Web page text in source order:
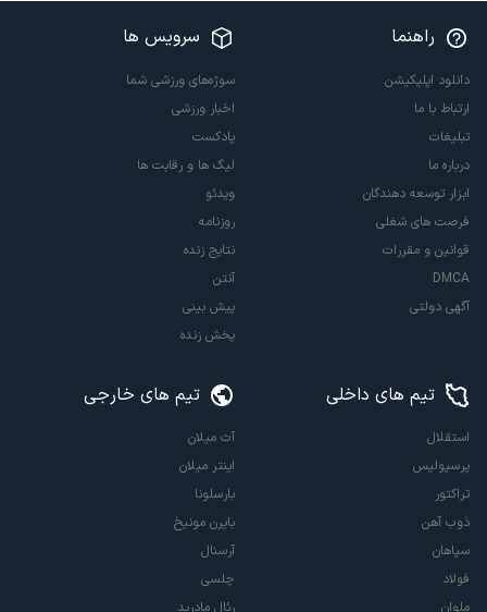
راهنما
دانلود اپلیکیشن
ارتباط با ما
تبلیغات
درباره ما
ابزار توسعه دهندگان
فرصت های شغلی
قوانین و مقررات
DMCA
آگهی دولتی
سرویس ها
سوژه‌های ورزشی شما
اخبار ورزشی
پادکست
لیگ ها و رقابت ها
ویدئو
روزنامه
نتایج زنده
آنتن
پیش بینی
پخش زنده
تیم های داخلی
استقلال
پرسپولیس
تراکتور
ذوب آهن
سپاهان
فولاد
تیم های خارجی
آث میلان
اینتر میلان
بارسلونا
بایرن مونیخ
آرسنال
چلسی